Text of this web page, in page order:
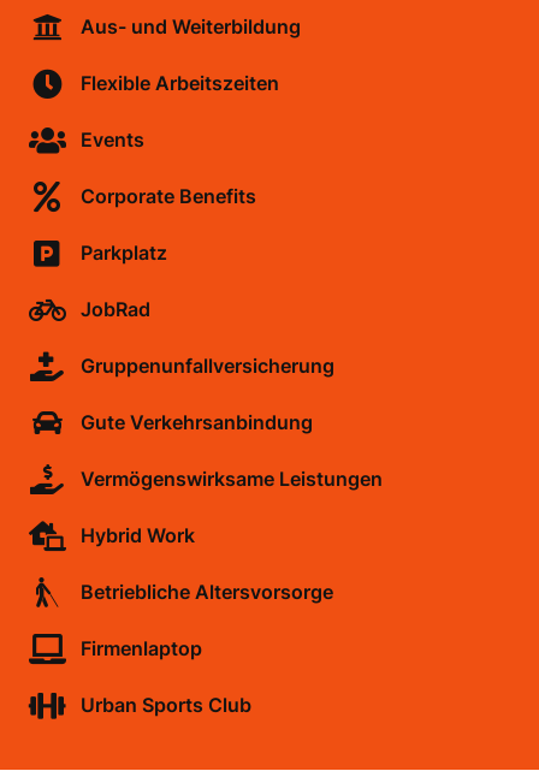
Aus- und Weiterbildung
Flexible Arbeitszeiten
Events
Corporate Benefits
Parkplatz
JobRad
Gruppenunfallversicherung
Gute Verkehrsanbindung
Vermögenswirksame Leistungen
Hybrid Work
Betriebliche Altersvorsorge
Firmenlaptop
Urban Sports Club